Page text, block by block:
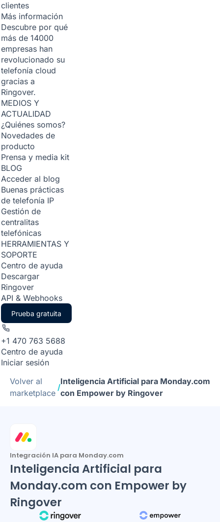
clientes
Más información
Descubre por qué
más de 14000
empresas han
revolucionado su
telefonía cloud
gracias a
Ringover.
MEDIOS Y
ACTUALIDAD
¿Quiénes somos?
Novedades de
producto
Prensa y media kit
BLOG
Acceder al blog
Buenas prácticas
de telefonía IP
Gestión de
centralitas
telefónicas
HERRAMIENTAS Y
SOPORTE
Centro de ayuda
Descargar
Ringover
API & Webhooks
Prueba gratuita
+1 470 763 5688
Centro de ayuda
Iniciar sesión
Volver al
marketplace
/
Inteligencia Artificial para Monday.com
con Empower by Ringover
Integración IA para Monday.com
Inteligencia Artificial para
Monday.com con Empower by
Ringover